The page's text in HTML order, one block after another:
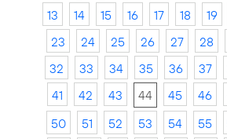
13
14 15 16 17 18 19
23
24 25 26 27 28
32
33 34 35 36 37
41
42 43 44 45 46
50
51 52 53 54 55